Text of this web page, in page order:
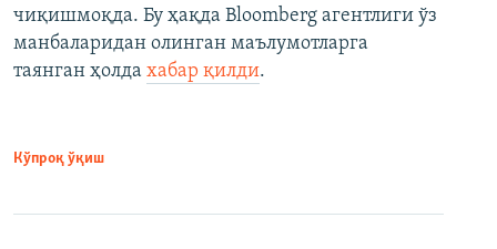
чиқишмоқда. Бу ҳақда Bloomberg агентлиги ўз
манбаларидан олинган маълумотларга
таянган ҳолда хабар қилди.
Кўпроқ ўқиш